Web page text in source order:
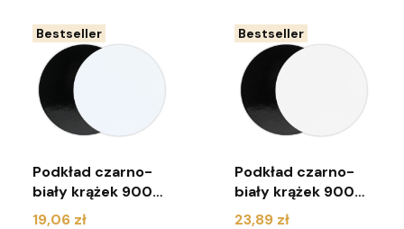
Bestseller
Podkład czarno-
biały krążek 900g
r. 26cm (pakiet 10
Cena
19,06 zł
Bestseller
Podkład czarno-
biały krążek 900g
r. 30cm (pakiet 10
Cena
23,89 zł